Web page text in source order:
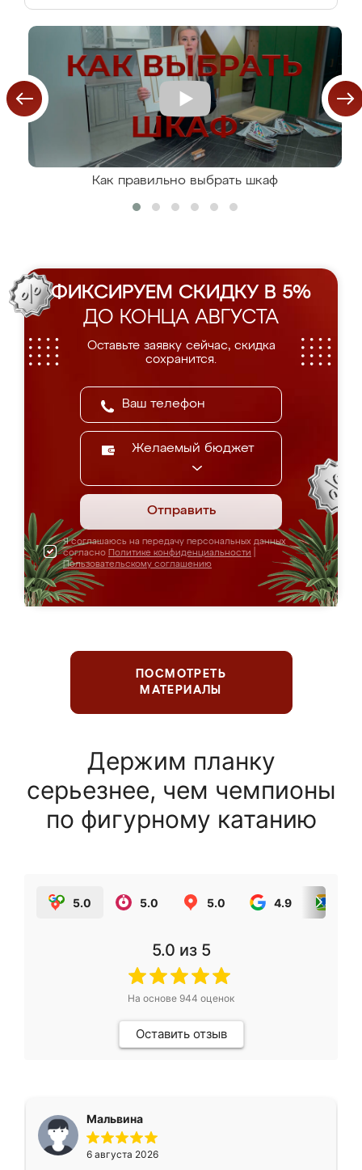
Как правильно выбрать шкаф
ФИКСИРУЕМ СКИДКУ В 5%
ДО КОНЦА АВГУСТА
Оставьте заявку сейчас, скидка
сохранится.
Желаемый бюджет
Отправить
Я соглашаюсь на передачу персональных данных
согласно Политике конфиденциальности
Пользовательскому соглашению
ПОСМОТРЕТЬ
МАТЕРИАЛЫ
Держим планку
серьезнее, чем чемпионы
по фигурному катанию
5.0 5.0 5.0 4.9
5.0 из 5
На основе 944 оценок
Оставить отзыв
Мальвина
6 августа 2026